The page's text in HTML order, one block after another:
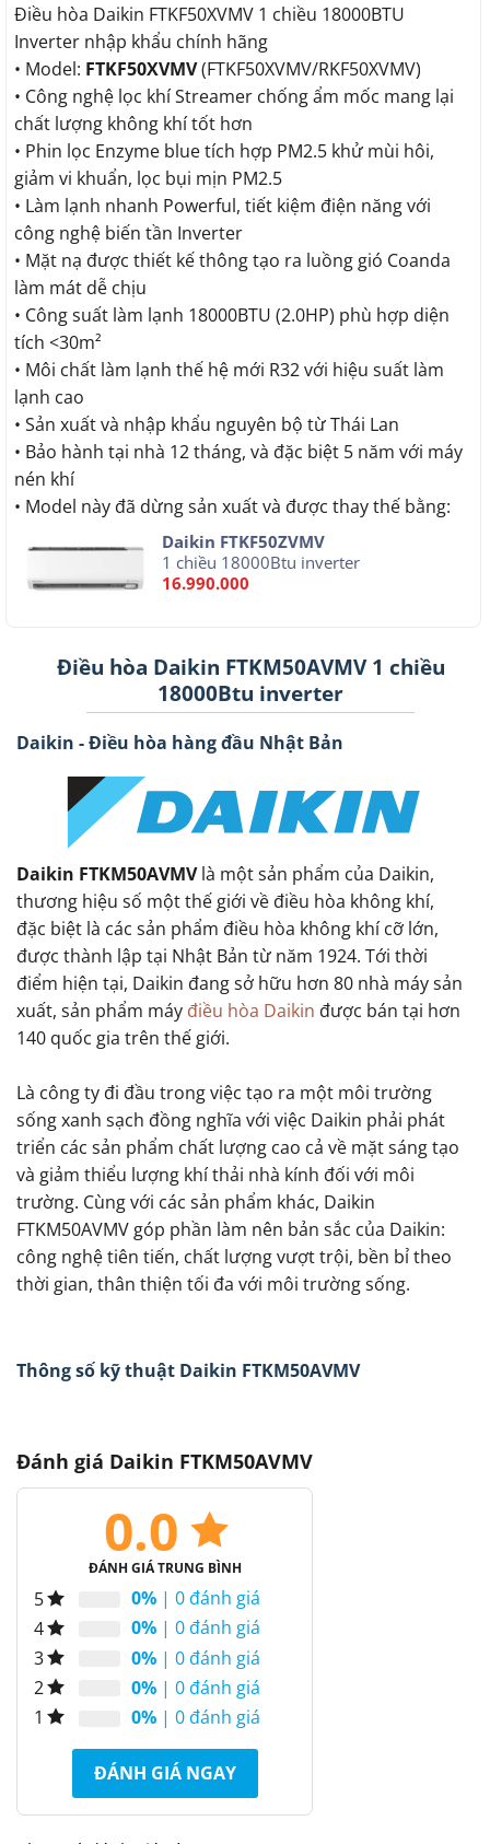
Điều hòa Daikin FTKF50XVMV 1 chiều 18000BTU
Inverter nhập khẩu chính hãng
• Model: FTKF50XVMV(FTKF50XVMV/RKF50XVMV)
• Công nghệ lọc khí Streamer chống ẩm mốc mang lại
chất lượng không khí tốt hơn
• Phin lọc Enzyme blue tích hợp PM2.5 khử mùi hôi,
giảm vi khuẩn, lọc bụi mịn PM2.5
• Làm lạnh nhanh Powerful, tiết kiệm điện năng với
công nghệ biến tần Inverter
• Mặt nạ được thiết kế thông tạo ra luồng gió Coanda
làm mát dễ chịu
• Công suất làm lạnh 18000BTU (2.0HP) phù hợp diện
tích <30m²
• Môi chất làm lạnh thế hệ mới R32 với hiệu suất làm
lạnh cao
• Sản xuất và nhập khẩu nguyên bộ từ Thái Lan
• Bảo hành tại nhà 12 tháng, và đặc biệt 5 năm với máy
nén khí
• Model này đã dừng sản xuất và được thay thế bằng:
Daikin FTKF50ZVMV
1 chiều 18000Btu inverter
16.990.000
Điều hòa Daikin FTKM50AVMV 1 chiều
18000Btu inverter
Daikin - Điều hòa hàng đầu Nhật Bản
Daikin FTKM50AVMVlà một sản phẩm của Daikin,
thương hiệu số một thế giới về điều hòa không khí,
đặc biệt là các sản phẩm điều hòa không khí cỡ lớn,
được thành lập tại Nhật Bản từ năm 1924. Tới thời
điểm hiện tại, Daikin đang sở hữu hơn 80 nhà máy sản
xuất, sản phẩm máy điều hòa Daikin được bán tại hơn
140 quốc gia trên thế giới.
Là công ty đi đầu trong việc tạo ra một môi trường
sống xanh sạch đồng nghĩa với việc Daikin phải phát
triển các sản phẩm chất lượng cao cả về mặt sáng tạo
và giảm thiểu lượng khí thải nhà kính đối với môi
trường. Cùng với các sản phẩm khác, Daikin
FTKM50AVMV góp phần làm nên bản sắc của Daikin:
công nghệ tiên tiến, chất lượng vượt trội, bền bỉ theo
thời gian, thân thiện tối đa với môi trường sống.
Thông số kỹ thuật Daikin FTKM50AVMV
Đánh giá Daikin FTKM50AVMV
0.0
ĐÁNH GIÁ TRUNG BÌNH
5 0% | 0 đánh giá
4
0% | 0 đánh giá
3
0% | 0 đánh giá
2
0% | 0 đánh giá
1
0% | 0 đánh giá
ĐÁNH GIÁ NGAY